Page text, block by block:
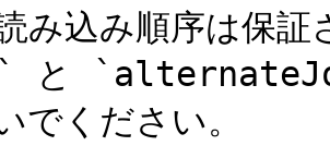
み込み順序は保
と
でください。